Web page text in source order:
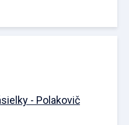
- Polakovič